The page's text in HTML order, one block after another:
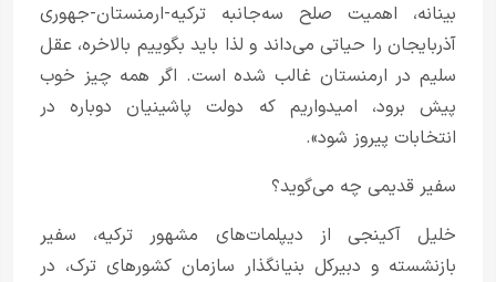
بینانه، اهمیت صلح سه‌جانبه ترکیه-ارمنستان-جهوری
آذربایجان را حیاتی می‌داند و لذا باید بگوییم بالاخره، عقل
سلیم در ارمنستان غالب شده است. اگر همه چیز خوب
پیش برود، امیدواریم که دولت پاشینیان دوباره در
انتخابات پیروز شود».
سفیر قدیمی چه می‌گوید؟
خلیل آکینجی از دیپلمات‌های مشهور ترکیه، سفیر
بازنشسته و دبیرکل بنیانگذار سازمان کشورهای ترک، در